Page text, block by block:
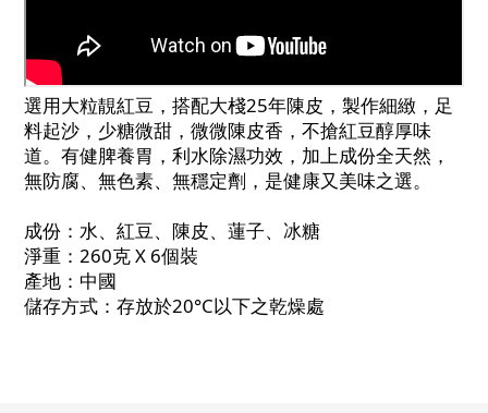
選用大粒靚紅豆，搭配大棧25年陳皮，製作細緻，足
料起沙，少糖微甜，微微陳皮香，不搶紅豆醇厚味
道。有健脾養胃，利水除濕功效，加上成份全天然，
無防腐、無色素、無穩定劑，是健康又美味之選。
成份：水、紅豆、陳皮、蓮子、冰糖
淨重：260克 X 6個裝
產地：中國
儲存方式：存放於20°C以下之乾燥處